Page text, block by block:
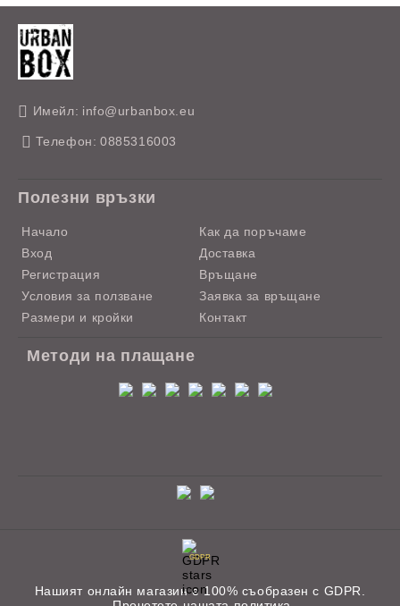
Имейл: info@urbanbox.eu
Телефон: 0885316003
Полезни връзки
Начало
Вход
Регистрация
Условия за ползване
Размери и кройки
Как да поръчаме
Доставка
Връщане
Заявка за връщане
Контакт
Методи на плащане
GDPR
Нашият онлайн магазин е 100% съобразен с GDPR.